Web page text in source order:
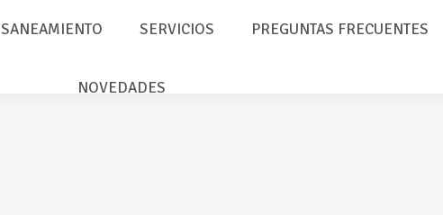
SANEAMIENTO SERVICIOS PREGUNTAS FRECUENTES
NOVEDADES